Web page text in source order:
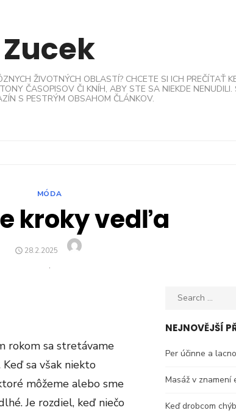
Zucek
ŽIVOTNÝCH OBLASTÍ? CHCETE SI ICH PREČÍTAŤ
ČASOPISOV ČI KNÍH, ABY STE SA NIEKDE NENUDILI.
S PESTRÝM OBSAHOM ČLÁNKOV.
MÓDA
kroky vedľa
POSTED
28.2.2025
rokom sa stretávame
sa však niekto
môžeme alebo sme
Je rozdiel, keď niečo
Search
NEJNOVĚJŠÍ
Per účinne a lacno
Masáž v znamení
Keď drobcom